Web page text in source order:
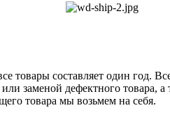
товары составляет один год.
заменой дефектного товара, а
товара мы возьмем на себя.